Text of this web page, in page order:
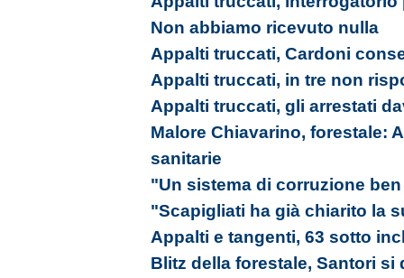
Non abbiamo ricevuto nulla
Appalti truccati, Cardoni
Appalti truccati, in tre non
Appalti truccati, gli arrestati
Malore Chiavarino, forestale:
sanitarie
"Un sistema di corruzione
"Scapigliati ha già chiarito la
Appalti e tangenti, 63 sotto
Blitz della forestale, Santori si